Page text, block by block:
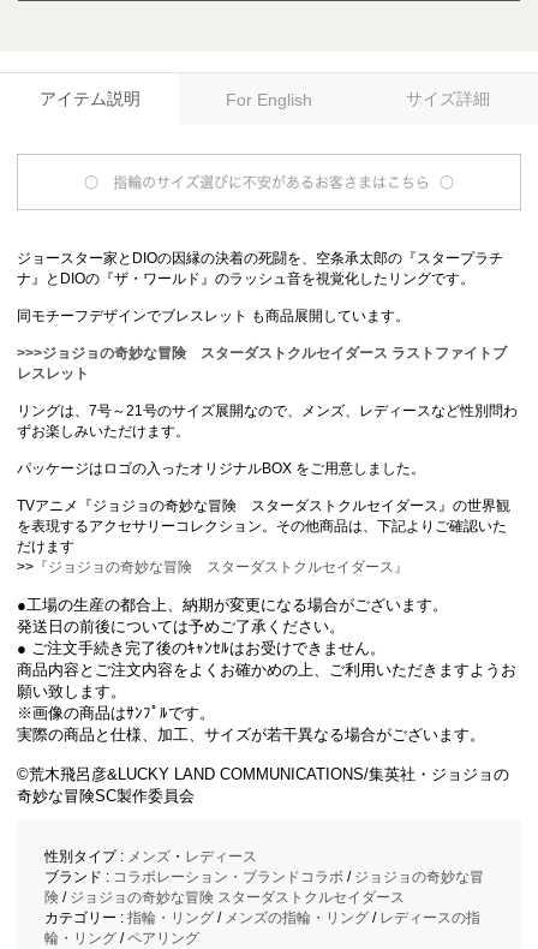
アイテム説明 For English サイズ詳細
ジョースター家とDIOの因縁の決着の死闘を、空条承太郎の『スタープラチ
ナ』とDIOの『ザ・ワールド』のラッシュ音を視覚化したリングです。
同モチーフデザインでブレスレット も商品展開しています。
>>>ジョジョの奇妙な冒険 スターダストクルセイダース ラストファイトブ
レスレット
リングは、7号～21号のサイズ展開なので、メンズ、レディースなど性別問わ
ずお楽しみいただけます。
パッケージはロゴの入ったオリジナルBOX をご用意しました。
TVアニメ『ジョジョの奇妙な冒険 スターダストクルセイダース』の世界観
を表現するアクセサリーコレクション。その他商品は、下記よりご確認いた
だけます
>> 『ジョジョの奇妙な冒険 スターダストクルセイダース』
●工場の生産の都合上、納期が変更になる場合がございます。
発送日の前後については予めご了承ください。
● ご注文手続き完了後のｷｬﾝｾﾙはお受けできません。
商品内容とご注文内容をよくお確かめの上、ご利用いただきますようお
願い致します。
※画像の商品はｻﾝﾌﾟﾙです。
実際の商品と仕様、加工、サイズが若干異なる場合がございます。
©荒木飛呂彦&LUCKY LAND COMMUNICATIONS/集英社・ジョジョの
奇妙な冒険SC製作委員会
性別タイプ : メンズ・ レディース
ブランド : コラボレーション・ブランドコラボ/ ジョジョの奇妙な冒
険/ ジョジョの奇妙な冒険 スターダストクルセイダース
カテゴリー : 指輪・リング/ メンズの指輪・リング/ レディースの指
輪・リング/ペアリング